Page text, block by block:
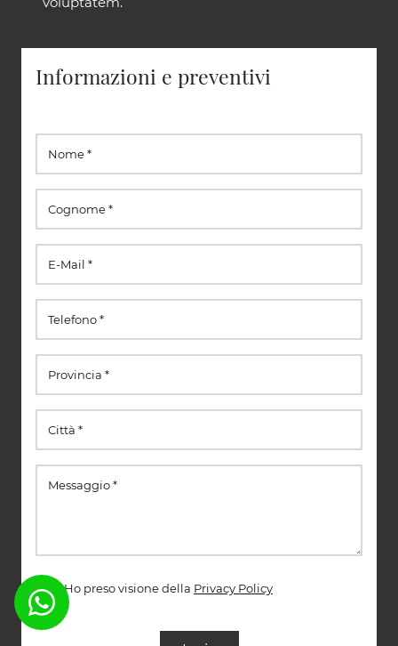
Informazioni e preventivi
Ho preso visione della Privacy Policy